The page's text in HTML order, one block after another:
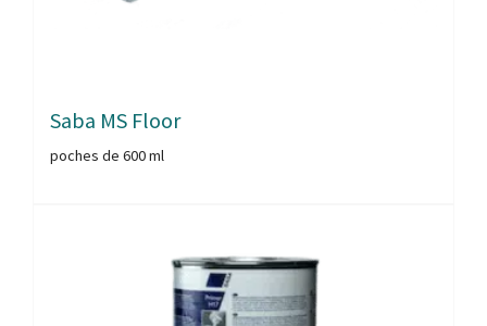
Saba MS Floor
poches de 600 ml